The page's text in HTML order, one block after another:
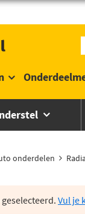
onderdelen
Vul je